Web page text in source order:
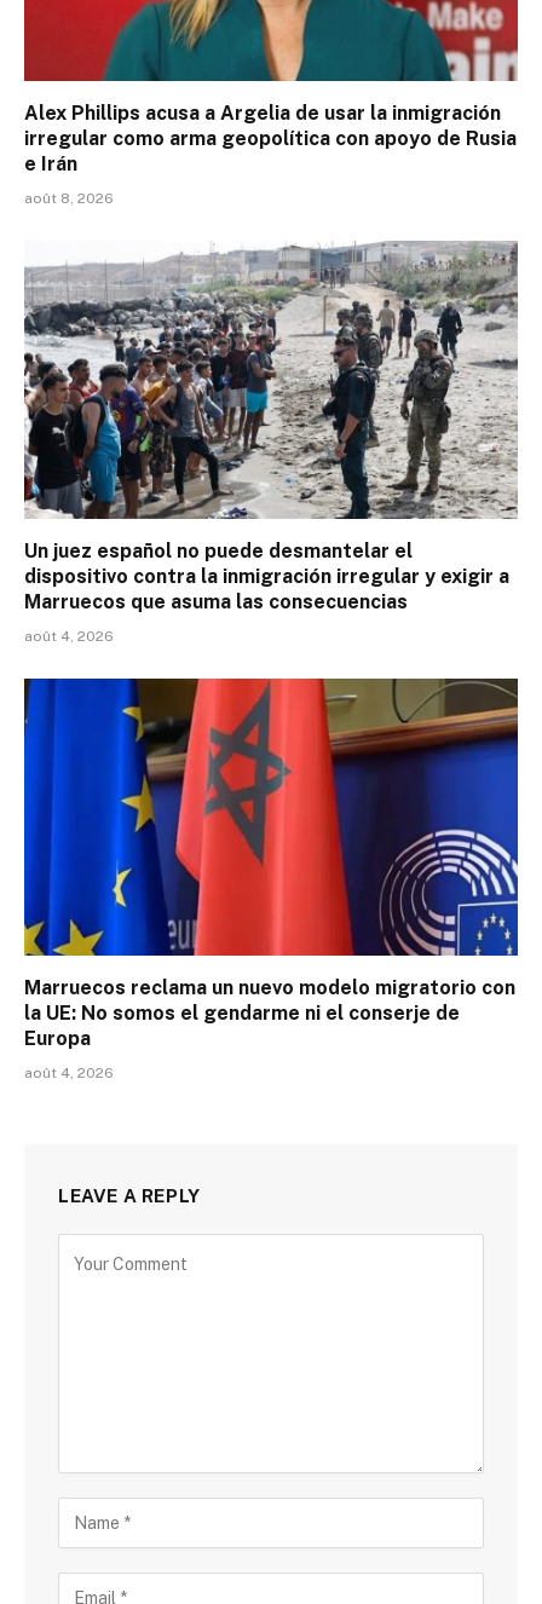
Alex Phillips acusa a Argelia de usar la inmigración
irregular como arma geopolítica con apoyo de Rusia
e Irán
août 8, 2026
Un juez español no puede desmantelar el
dispositivo contra la inmigración irregular y exigir a
Marruecos que asuma las consecuencias
août 4, 2026
Marruecos reclama un nuevo modelo migratorio con
la UE: No somos el gendarme ni el conserje de
Europa
août 4, 2026
LEAVE A REPLY